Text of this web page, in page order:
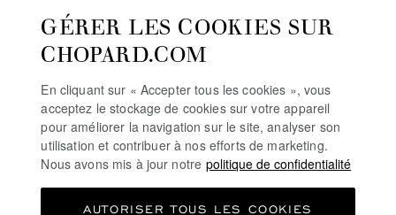
S’INSCRIRE À LA NEWSLETTER
POLITIQUE DES COOKIES
GÉRER LES COOKIES SUR
CHOPARD.COM
En cliquant sur « Accepter tous les cookies », vous
acceptez le stockage de cookies sur votre appareil
pour améliorer la navigation sur le site, analyser son
utilisation et contribuer à nos efforts de marketing.
Nous avons mis à jour notre politique de confidentialité
AUTORISER TOUS LES COOKIES